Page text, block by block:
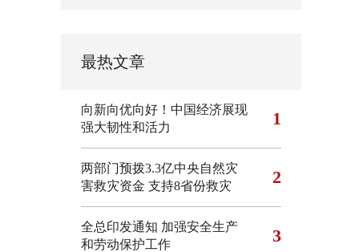
最热文章
向新向优向好！中国经济展现
强大韧性和活力
1
两部门预拨3.3亿中央自然灾
害救灾资金 支持8省份救灾
2
全总印发通知 加强安全生产
和劳动保护工作
3